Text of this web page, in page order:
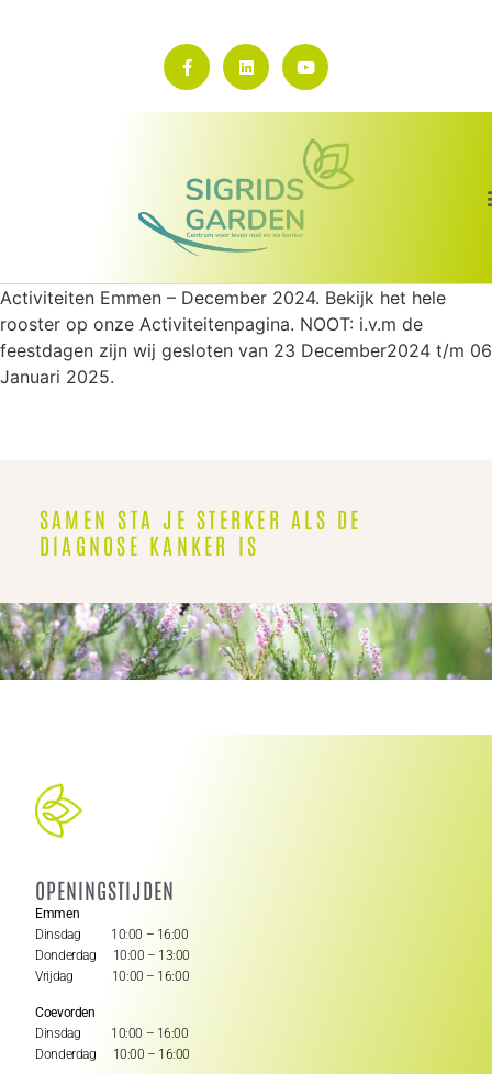
Activiteiten Emmen – December 2024. Bekijk het hele
rooster op onze Activiteitenpagina. NOOT: i.v.m de
feestdagen zijn wij gesloten van 23 December2024 t/m 06
Januari 2025.
SAMEN STA JE STERKER ALS DE
DIAGNOSE KANKER IS
OPENINGSTIJDEN
Emmen
Dinsdag 10:00 – 16:00
Donderdag 10:00 – 13:00
Vrijdag 10:00 – 16:00
Coevorden
Dinsdag 10:00 – 16:00
Donderdag 10:00 – 16:00